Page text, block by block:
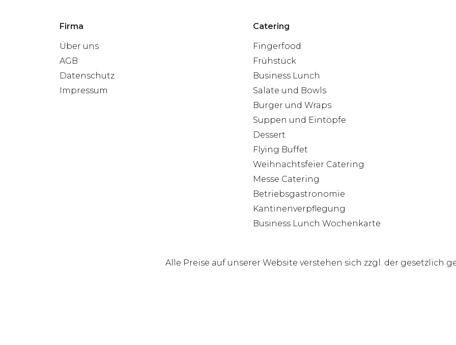
Firma
Über uns
AGB
Datenschutz
Impressum
Catering
Fingerfood
Frühstück
Business Lunch
Salate und Bowls
Burger und Wraps
Suppen und Eintöpfe
Dessert
Flying Buffet
Weihnachtsfeier Catering
Messe Catering
Betriebsgastronomie
Kantinenverpflegung
Business Lunch Wochenkarte
Alle Preise auf unserer Website verstehen sich zzgl. der gesetzlich